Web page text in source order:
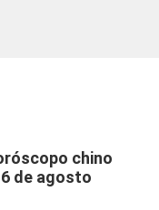
chino
de agosto